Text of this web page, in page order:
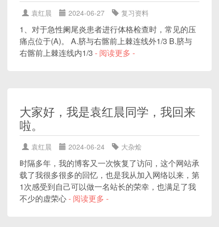
袁红晨 2024-06-27 复习资料
1、对于急性阑尾炎患者进行体格检查时，常见的压
痛点位于(A)。 A.脐与右髂前上棘连线外1/3 B.脐与
右髂前上棘连线内1/3 - 阅读更多 -
大家好，我是袁红晨同学，我回来
啦。
袁红晨 2024-06-24 大杂烩
时隔多年，我的博客又一次恢复了访问，这个网站承
载了我很多很多的回忆，也是我从加入网络以来，第
1次感受到自己可以做一名站长的荣幸，也满足了我
不少的虚荣心- 阅读更多 -